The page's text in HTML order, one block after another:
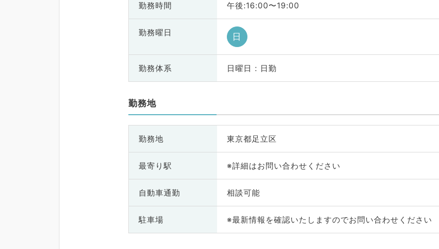
勤務時間 午後:16:00〜19:00
勤務曜日 日
勤務体系 日曜日 : 日勤
勤務地
勤務地 東京都足立区
最寄り駅 ※詳細はお問い合わせください
自動車通勤 相談可能
駐車場 ※最新情報を確認いたしますのでお問い合わせください